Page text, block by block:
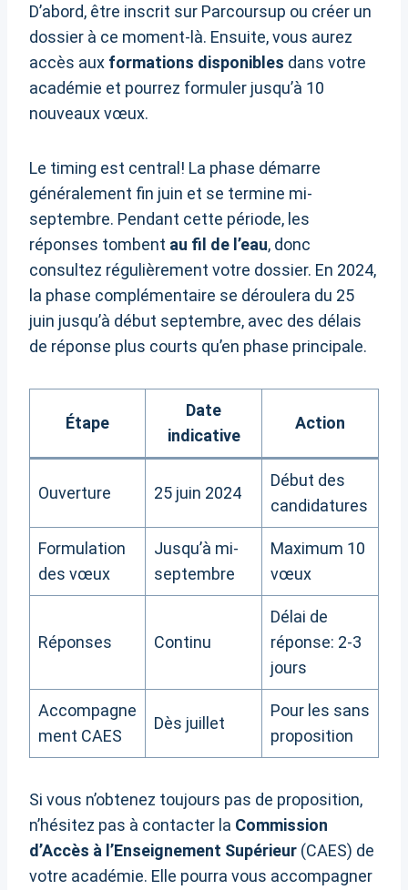
D’abord, être inscrit sur Parcoursup ou créer un
dossier à ce moment-là. Ensuite, vous aurez
accès aux formations disponibles dans votre
académie et pourrez formuler jusqu’à 10
nouveaux vœux.
Le timing est central! La phase démarre
généralement fin juin et se termine mi-
septembre. Pendant cette période, les
réponses tombent au fil de l’eau, donc
consultez régulièrement votre dossier. En 2024,
la phase complémentaire se déroulera du 25
juin jusqu’à début septembre, avec des délais
de réponse plus courts qu’en phase principale.
Étape
Date
indicative
Action
Ouverture 25 juin 2024
Début des
candidatures
Formulation
des vœux
Jusqu’à mi-
septembre
Maximum 10
vœux
Réponses Continu
Délai de
réponse: 2-3
jours
Accompagne
ment CAES
Dès juillet
Pour les sans
proposition
Si vous n’obtenez toujours pas de proposition,
n’hésitez pas à contacter la Commission
d’Accès à l’Enseignement Supérieur (CAES) de
votre académie. Elle pourra vous accompagner